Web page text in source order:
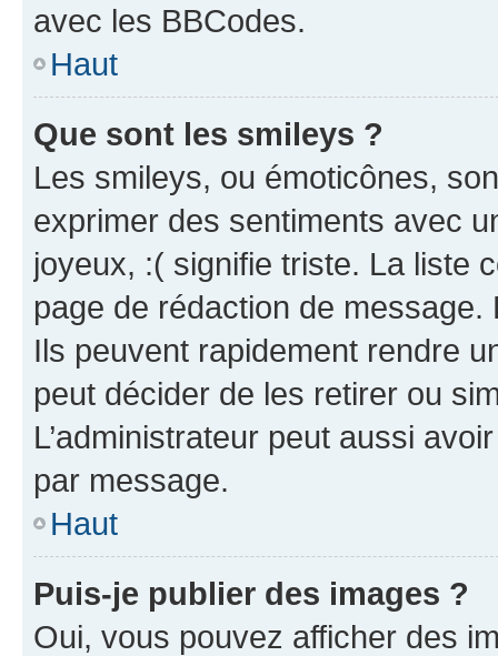
avec les BBCodes.
Haut
Que sont les smileys ?
Les smileys, ou émoticônes,
exprimer des sentiments avec
joyeux, :( signifie triste. La liste
page de rédaction de
Ils peuvent rapidement rendre
peut décider de les retirer ou
L’administrateur peut aussi
par message.
Haut
Puis-je publier des images ?
Oui, vous pouvez afficher des